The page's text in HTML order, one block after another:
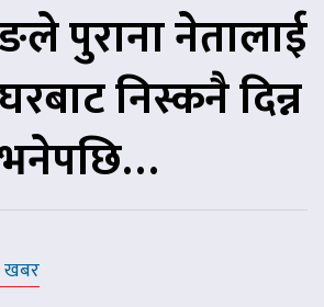
पुराना नेतालाई
निस्कनै दिन्न
खबर